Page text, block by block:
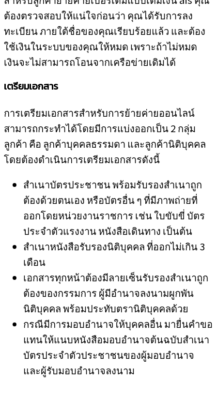
ต้องตรวจสอบให้แน่ใจก่อนว่า คุณได้รับการลง
ทะเบียน ภายใต้ชื่อของคุณเรียบร้อยแล้ว และต้อง
ใช้เงินในระบบของคุณให้หมด เพราะถ้าไม่หมด
เงินจะไม่สามารถโอนจากเครือข่ายเดิมได้
เตรียมเอกสาร
การเตรียมเอกสารสำหรับการย้ายค่ายออนไลน์
สามารถกระทำได้โดยมีการแบ่งออกเป็น 2 กลุ่ม
ลูกค้า คือ ลูกค้าบุคคลธรรมดา และลูกค้านิติบุคคล
โดยต้องดำเนินการเตรียมเอกสารดังนี้
สำเนาบัตรประชาชน พร้อมรับรองสำเนาถูก
ต้องด้วยตนเอง หรือบัตรอื่น ๆ ที่มีภาพถ่ายที่
ออกโดยหน่วยงานราชการ เช่น ใบขับขี่ บัตร
ประจำตัวแรงงาน หนังสือเดินทาง เป็นต้น
สำเนาหนังสือรับรองนิติบุคคล ที่ออกไม่เกิน 3
เดือน
เอกสารทุกหน้าต้องมีลายเซ็นรับรองสำเนาถูก
ต้องของกรรมการ ผู้มีอำนาจลงนามผูกพัน
นิติบุคคล พร้อมประทับตรานิติบุคคลด้วย
กรณีมีการมอบอำนาจให้บุคคลอื่น มายื่นคำขอ
แทนให้แนบหนังสือมอบอำนาจต้นฉบับสำเนา
บัตรประจำตัวประชาชนของผู้มอบอำนาจ
และผู้รับมอบอำนาจลงนาม